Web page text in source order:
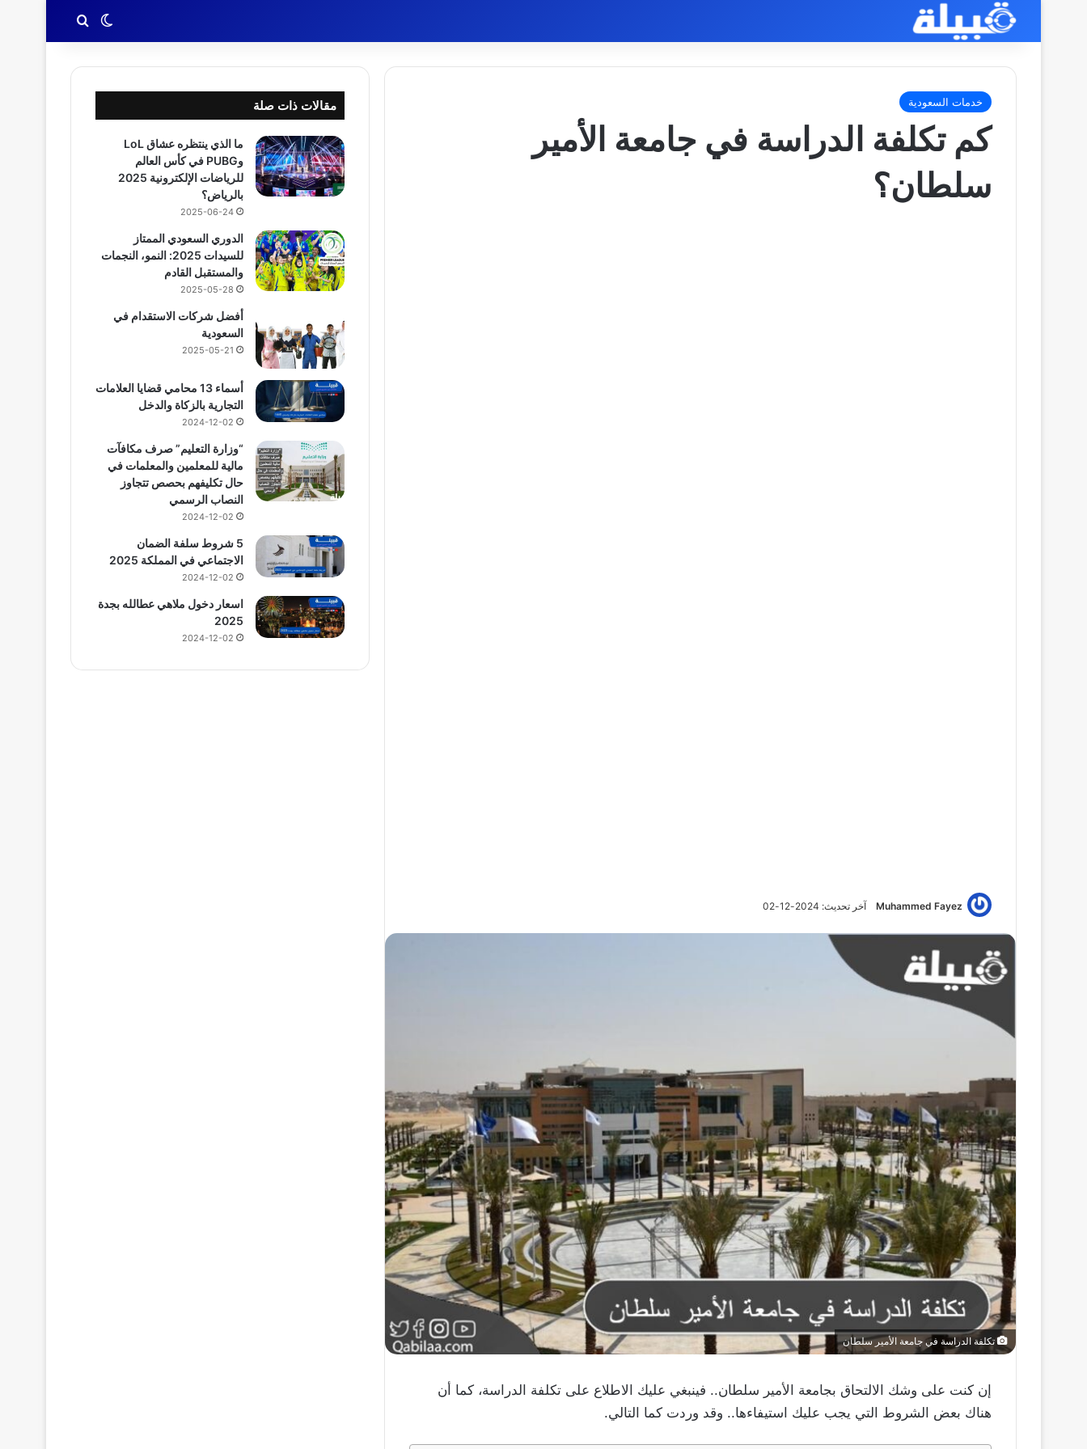
الوضع المظلم
بحث عن
خدمات السعودية
كم تكلفة الدراسة في جامعة الأمير
سلطان؟
Muhammed Fayez آخر تحديث: 2024-12-02
تكلفة الدراسة في جامعة الأمير سلطان
إن كنت على وشك الالتحاق بجامعة الأمير سلطان.. فينبغي عليك الاطلاع على تكلفة الدراسة، كما أن
هناك بعض الشروط التي يجب عليك استيفاءها.. وقد وردت كما التالي.
مقالات ذات صلة
ما الذي ينتظره عشاق LoL
وPUBG في كأس العالم
للرياضات الإلكترونية 2025
بالرياض؟
2025-06-24
الدوري السعودي الممتاز
للسيدات 2025: النمو، النجمات
والمستقبل القادم
2025-05-28
أفضل شركات الاستقدام في
السعودية
2025-05-21
أسماء 13 محامي قضايا العلامات
التجارية بالزكاة والدخل
2024-12-02
“وزارة التعليم” صرف مكافآت
مالية للمعلمين والمعلمات في
حال تكليفهم بحصص تتجاوز
النصاب الرسمي
2024-12-02
5 شروط سلفة الضمان
الاجتماعي في المملكة 2025
2024-12-02
اسعار دخول ملاهي عطالله بجدة
2025
2024-12-02